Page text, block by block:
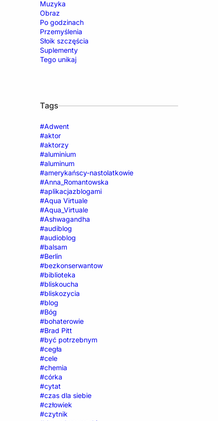
Muzyka
Obraz
Po godzinach
Przemyślenia
Słoik szczęścia
Suplementy
Tego unikaj
Tags
#Adwent
#aktor
#aktorzy
#aluminium
#aluminum
#amerykańscy-nastolatkowie
#Anna_Romantowska
#aplikacjazblogami
#Aqua Virtuale
#Aqua_Virtuale
#Ashwagandha
#audiblog
#audioblog
#balsam
#Berlin
#bezkonserwantow
#biblioteka
#bliskoucha
#bliskozycia
#blog
#Bóg
#bohaterowie
#Brad Pitt
#być potrzebnym
#cegła
#cele
#chemia
#córka
#cytat
#czas dla siebie
#człowiek
#czytnik